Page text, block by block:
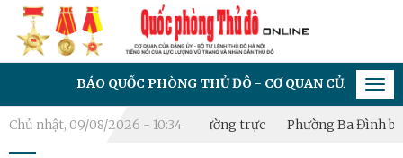
BÁO QUỐC PHÒNG THỦ ĐÔ - CƠ QUAN CỦA ĐẢNG ỦY - BỘ
Chủ nhật, 09/08/2026 - 10:34
Tiểu đội Dân quân thường trực Phường Ba Đình bồi dưỡng